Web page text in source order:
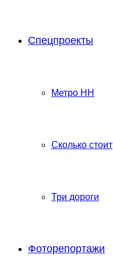
Спецпроекты
Метро НН
Сколько стоит
Три дороги
Фоторепортажи